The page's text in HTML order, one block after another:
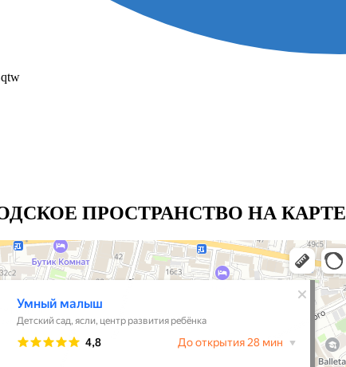
ПРОСТРАНСТВО НА КАРТЕ